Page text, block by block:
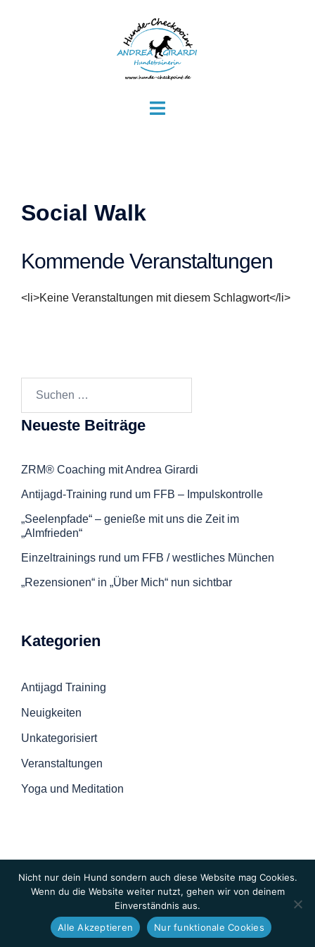
Menü
Social Walk
Kommende Veranstaltungen
<li>Keine Veranstaltungen mit diesem Schlagwort</li>
Neueste Beiträge
ZRM® Coaching mit Andrea Girardi
Antijagd-Training rund um FFB – Impulskontrolle
„Seelenpfade“ – genieße mit uns die Zeit im
„Almfrieden“
Einzeltrainings rund um FFB / westliches München
„Rezensionen“ in „Über Mich“ nun sichtbar
Kategorien
Antijagd Training
Neuigkeiten
Unkategorisiert
Veranstaltungen
Yoga und Meditation
© 2026 Hunde-Checkpoint
Nicht nur dein Hund sondern auch diese Website mag Cookies.
Wenn du die Website weiter nutzt, gehen wir von deinem
Einverständnis aus.
Alle Akzeptieren
Nur funktionale Cookies